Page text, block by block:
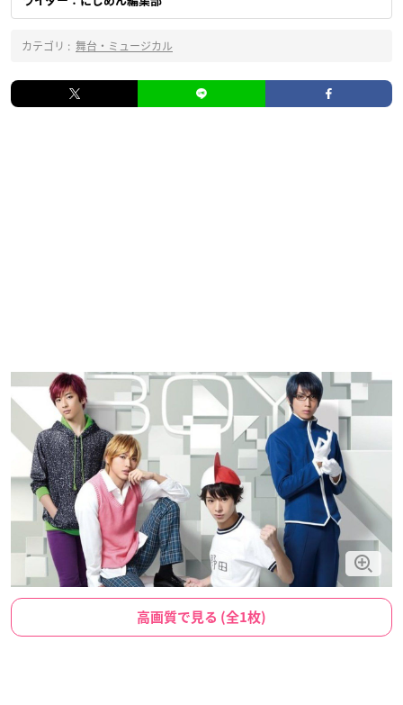
カテゴリ : 舞台・ミュージカル
高画質で見る (全1枚)